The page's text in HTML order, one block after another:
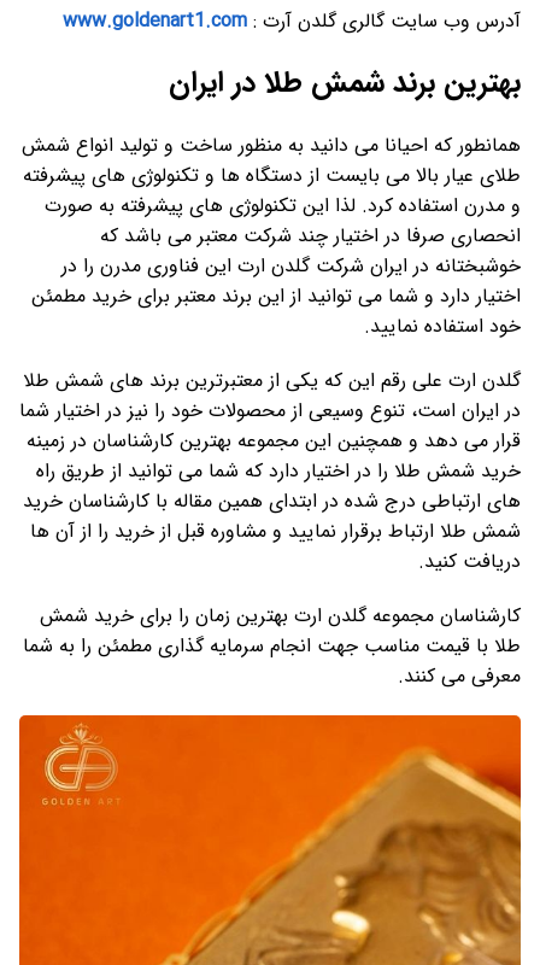
آدرس وب سایت گالری گلدن آرت : www.goldenart1.com
بهترین برند شمش طلا در ایران
همانطور که احیانا می دانید به منظور ساخت و تولید انواع شمش
طلای عیار بالا می بایست از دستگاه ها و تکنولوژی های پیشرفته
و مدرن استفاده کرد. لذا این تکنولوژی های پیشرفته به صورت
انحصاری صرفا در اختیار چند شرکت معتبر می باشد که
خوشبختانه در ایران شرکت گلدن ارت این فناوری مدرن را در
اختیار دارد و شما می توانید از این برند معتبر برای خرید مطمئن
خود استفاده نمایید.
گلدن ارت علی رقم این که یکی از معتبرترین برند های شمش طلا
در ایران است، تنوع وسیعی از محصولات خود را نیز در اختیار شما
قرار می دهد و همچنین این مجموعه بهترین کارشناسان در زمینه
خرید شمش طلا را در اختیار دارد که شما می توانید از طریق راه
های ارتباطی درج شده در ابتدای همین مقاله با کارشناسان خرید
شمش طلا ارتباط برقرار نمایید و مشاوره قبل از خرید را از آن ها
دریافت کنید.
کارشناسان مجموعه گلدن ارت بهترین زمان را برای خرید شمش
طلا با قیمت مناسب جهت انجام سرمایه گذاری مطمئن را به شما
معرفی می کنند.